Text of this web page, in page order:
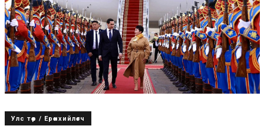
Улс төр / Ерөнхийлөгч